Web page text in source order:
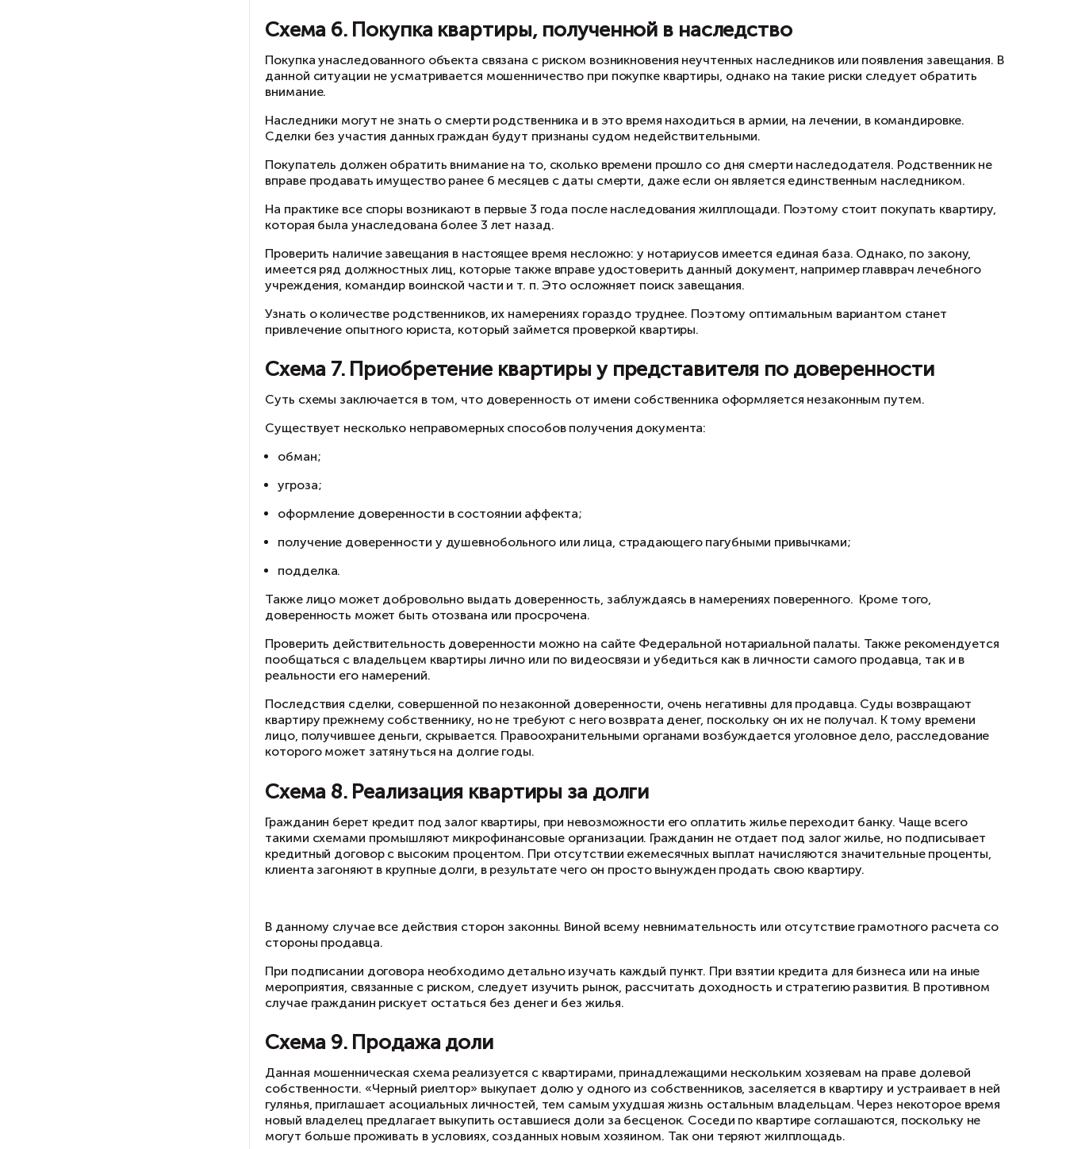
После того как сделка зарегистрирована в Росреестре, продавец ожидает перечисления
деньги на счет не поступают, а продавец исчезает. Главное правило таких сделок: указывать
само оформление документа доверить опытному юристу.
Схема 5. Подставной продавец
По такой схеме вместо продавца выступает подставное лицо, которое либо подделало
украло их. Мошенники дожидаются времени отъезда собственника недвижимости (в
квартиру заранее подготовленным комплектом ключей, организуют просмотр, а затем
собственник возвращается и начинаются судебные тяжбы и возбуждение уголовных дел.
При проверке документов покупателю необходимо:
просить актуальную выписку из ЕГРН;
заключать договор через нотариуса;
опрашивать соседей.
данной ситуации не усматривается мошенничество при покупке квартиры, однако на такие
внимание.
Наследники могут не знать о смерти родственника и в это время находиться в армии, на
Сделки без участия данных граждан будут признаны судом недействительными.
вправе продавать имущество ранее 6 месяцев с даты смерти, даже если он является
На практике все споры возникают в первые 3 года после наследования жилплощади. Поэтому
которая была унаследована более 3 лет назад.
Проверить наличие завещания в настоящее время несложно: у нотариусов имеется единая
имеется ряд должностных лиц, которые также вправе удостоверить данный документ,
учреждения, командир воинской части и т. п. Это осложняет поиск завещания.
Узнать о количестве родственников, их намерениях гораздо труднее. Поэтому оптимальным
привлечение опытного юриста, который займется проверкой квартиры.
Схема 7. Приобретение квартиры у представителя по
Суть схемы заключается в том, что доверенность от имени собственника оформляется
обман;
угроза;
получение доверенности у душевнобольного или лица, страдающего пагубными привычками;
подделка.